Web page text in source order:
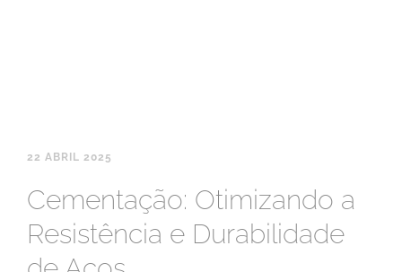
22 ABRIL 2025
Cementação: Otimizando a
Resistência e Durabilidade